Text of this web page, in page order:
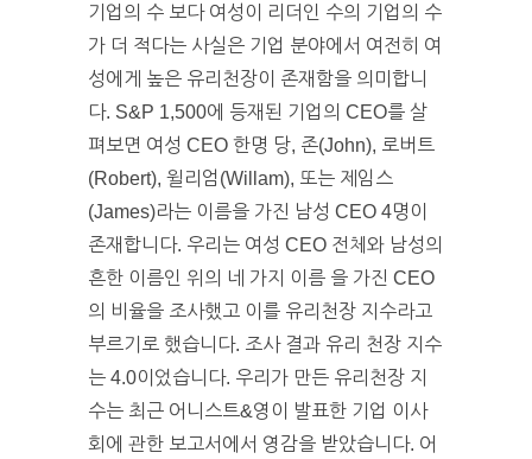
기업의 수 보다 여성이 리더인 수의 기업의 수
가 더 적다는 사실은 기업 분야에서 여전히 여
성에게 높은 유리천장이 존재함을 의미합니
다. S&P 1,500에 등재된 기업의 CEO를 살
펴보면 여성 CEO 한명 당, 존(John), 로버트
(Robert), 윌리엄(Willam), 또는 제임스
(James)라는 이름을 가진 남성 CEO 4명이
존재합니다. 우리는 여성 CEO 전체와 남성의
흔한 이름인 위의 네 가지 이름 을 가진 CEO
의 비율을 조사했고 이를 유리천장 지수라고
부르기로 했습니다. 조사 결과 유리 천장 지수
는 4.0이었습니다. 우리가 만든 유리천장 지
수는 최근 어니스트&영이 발표한 기업 이사
회에 관한 보고서에서 영감을 받았습니다. 어